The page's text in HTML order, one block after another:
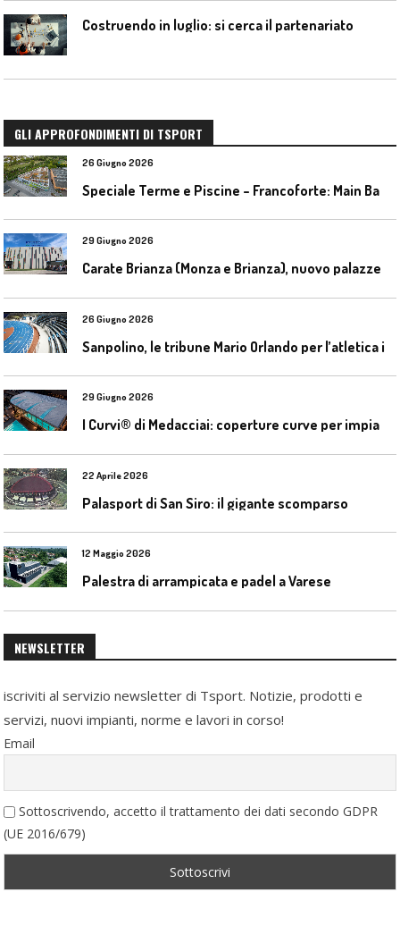
Costruendo in luglio: si cerca il partenariato
GLI APPROFONDIMENTI DI TSPORT
26 Giugno 2026
29 Giugno 2026
26 Giugno 2026
29 Giugno 2026
22 Aprile 2026
Palasport di San Siro: il gigante scomparso
12 Maggio 2026
Palestra di arrampicata e padel a Varese
NEWSLETTER
iscriviti al servizio newsletter di Tsport. Notizie, prodotti e
servizi, nuovi impianti, norme e lavori in corso!
Email
Sottoscrivendo, accetto il trattamento dei dati secondo GDPR
(UE 2016/679)